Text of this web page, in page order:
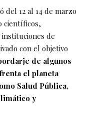
12 al 14 de marzo
científicos,
instituciones de
con el objetivo
de algunos
el planeta
Salud Pública,
y